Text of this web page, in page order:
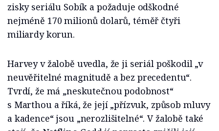
zisky seriálu Sobík a požaduje odškodné
nejméně 170 milionů dolarů, téměř čtyři
miliardy korun.
Harvey v žalobě uvedla, že ji seriál poškodil „v
neuvěřitelné magnitudě a bez precedentu“.
Tvrdí, že má „neskutečnou podobnost“
s Marthou a říká, že její „přízvuk, způsob mluvy
a kadence“ jsou „nerozlišitelné“. V žalobě také